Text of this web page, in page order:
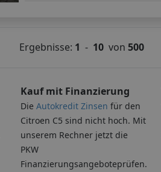
Ergebnisse: 1 - 10von 500
Kauf mit Finanzierung
Die Autokredit Zinsen für den
Citroen C5 sind nicht hoch. Mit
unserem Rechner jetzt die
PKW
Finanzierungsangeboteprüfen.